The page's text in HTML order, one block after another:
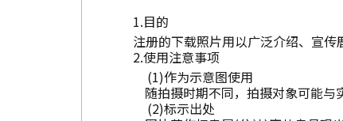
目的
注册的下载照片用以广泛介绍、宣传
使用注意事项
作为示意图使用
随拍摄时期不同，拍摄对象可能与
标示出处